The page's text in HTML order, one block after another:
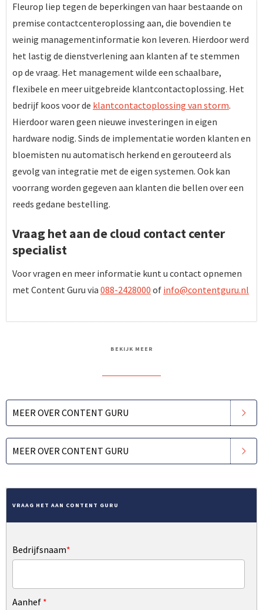
Fleurop liep tegen de beperkingen van haar bestaande on
premise contactcenteroplossing aan, die bovendien te
weinig managementinformatie kon leveren. Hierdoor werd
het lastig de dienstverlening aan klanten af te stemmen
op de vraag. Het management wilde een schaalbare,
flexibele en meer uitgebreide klantcontactoplossing. Het
bedrijf koos voor de klantcontactoplossing van storm.
Hierdoor waren geen nieuwe investeringen in eigen
hardware nodig. Sinds de implementatie worden klanten en
bloemisten nu automatisch herkend en gerouteerd als
gevolg van integratie met de eigen systemen. Ook kan
voorrang worden gegeven aan klanten die bellen over een
reeds gedane bestelling.
Vraag het aan de cloud contact center
specialist
Voor vragen en meer informatie kunt u contact opnemen
met Content Guru via 088-2428000 of info@contentguru.nl
BEKIJK MEER
MEER OVER CONTENT GURU
MEER OVER CONTENT GURU
VRAAG HET AAN CONTENT GURU
Bedrijfsnaam*
Aanhef *